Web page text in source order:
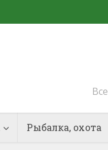
Рыбалка, охота